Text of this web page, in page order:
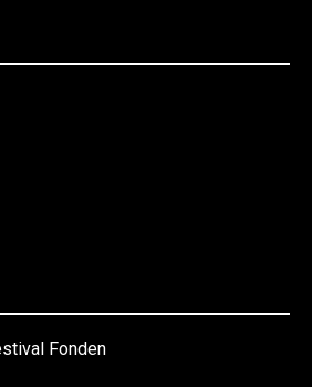
Fonden